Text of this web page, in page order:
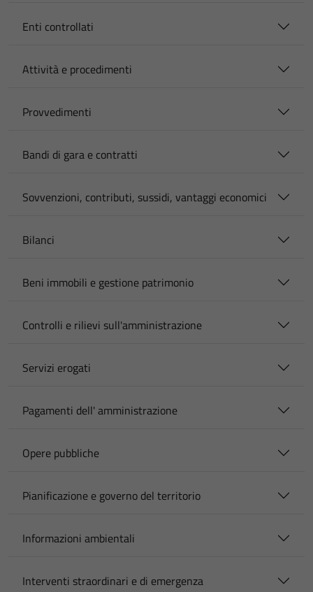
Enti controllati
Attività e procedimenti
Provvedimenti
Bandi di gara e contratti
Sovvenzioni, contributi, sussidi, vantaggi economici
Bilanci
Beni immobili e gestione patrimonio
Controlli e rilievi sull'amministrazione
Servizi erogati
Pagamenti dell' amministrazione
Opere pubbliche
Pianificazione e governo del territorio
Informazioni ambientali
Interventi straordinari e di emergenza